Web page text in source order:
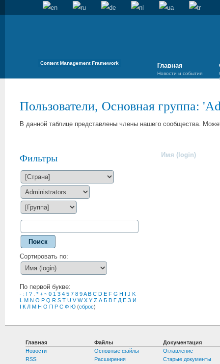
Content Management Framework Главная
Новости и события
Пользователи, Основная группа: '
В данной таблице представлены члены нашего сообщества.
Фильтры
Поиск
Сортировать по:
По первой букве:
- : ! ? * + ~ 0 1 3 4 5 7 8 9A B C D E F G H J K
M N O P Q R S T U V W X Y Z А Б В Г Д Е З И
К Л М Н О П Р С Ф Ю (сброс)
Имя (login)
Главная
Новости
RSS
Файлы
Основные файлы
Расширения
Документация
Оглавление
Старые документы